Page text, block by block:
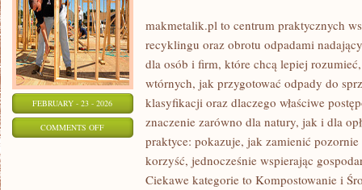
FEBRUARY - 23 - 2026
COMMENTS OFFON
STATYSTYKI
makmetalik.pl to centrum praktycznych
recyklingu oraz obrotu odpadami
dla osób i firm, które chcą lepiej
wtórnych, jak przygotować odpady do
klasyfikacji oraz dlaczego właściwe
znaczenie zarówno dla natury, jak i dla
praktyce: pokazuje, jak zamienić
korzyść, jednocześnie wspierając
Ciekawe kategorie to Kompostowanie i